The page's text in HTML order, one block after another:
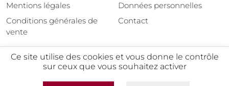
À propos
Mentions légales
Conditions générales de
vente
Données personnelles
Contact
Ce site utilise des cookies et vous donne le contrôle
sur ceux que vous souhaitez activer